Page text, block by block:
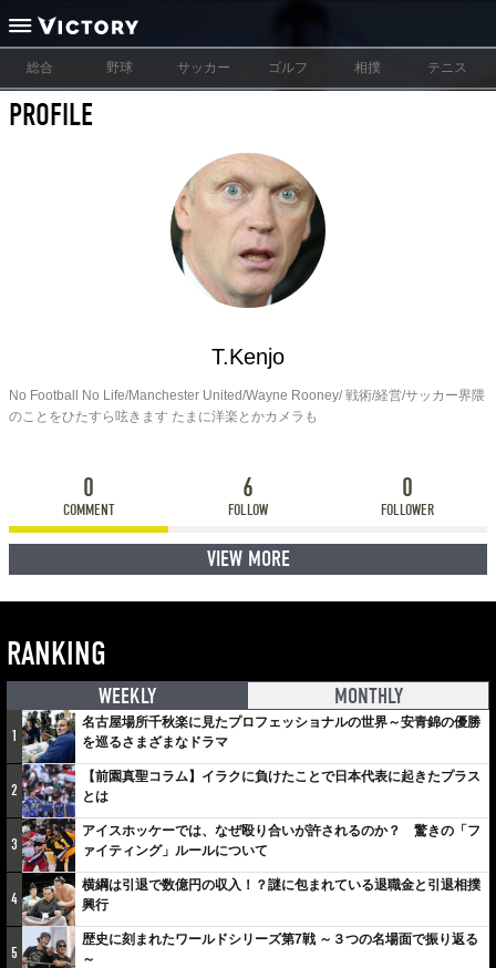
総合 野球 サッカー ゴルフ 相撲 テニス
PROFILE
T.Kenjo
No Football No Life/Manchester United/Wayne Rooney/ 戦術/経営/サッカー界隈
のことをひたすら呟きます たまに洋楽とかカメラも
0
COMMENT
6
FOLLOW
0
FOLLOWER
VIEW MORE
RANKING
WEEKLY MONTHLY
1
名古屋場所千秋楽に見たプロフェッショナルの世界～安青錦の優勝
を巡るさまざまなドラマ
2
【前園真聖コラム】イラクに負けたことで日本代表に起きたプラス
とは
3
アイスホッケーでは、なぜ殴り合いが許されるのか？ 驚きの「フ
ァイティング」ルールについて
4
横綱は引退で数億円の収入！？謎に包まれている退職金と引退相撲
興行
5
歴史に刻まれたワールドシリーズ第7戦 ～３つの名場面で振り返る
～